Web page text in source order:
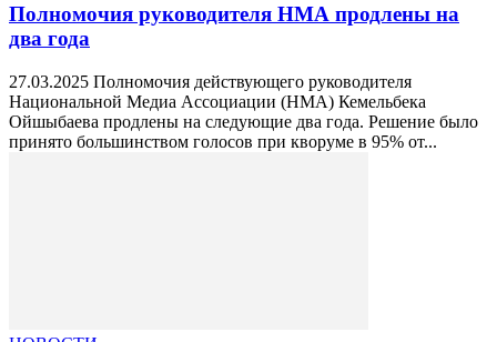
Полномочия руководителя НМА продлены на
два года
27.03.2025 Полномочия действующего руководителя
Национальной Медиа Ассоциации (НМА) Кемельбека
Ойшыбаева продлены на следующие два года. Решение было
принято большинством голосов при кворуме в 95% от...